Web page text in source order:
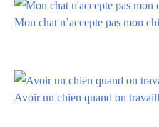
Mon chat n’accepte pas mon
Avoir un chien quand on